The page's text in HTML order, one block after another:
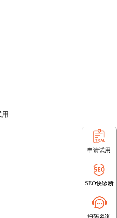
用
申请试用
SEO快诊断
扫码咨询